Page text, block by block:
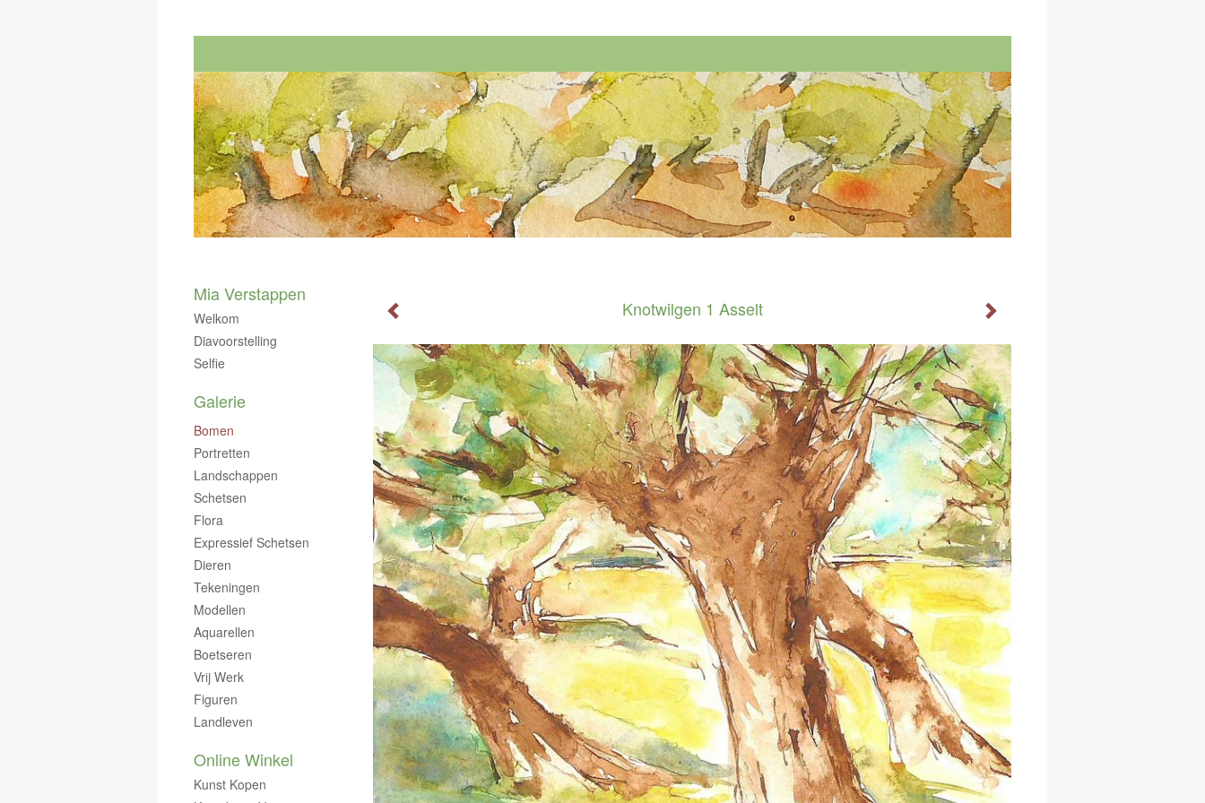
Knotwilgen 1 Asselt
Mia Verstappen
Welkom
Diavoorstelling
Selfie
Galerie
Bomen
Portretten
Landschappen
Schetsen
Flora
Expressief Schetsen
Dieren
Tekeningen
Modellen
Aquarellen
Boetseren
Vrij Werk
Figuren
Landleven
Online Winkel
Kunst Kopen